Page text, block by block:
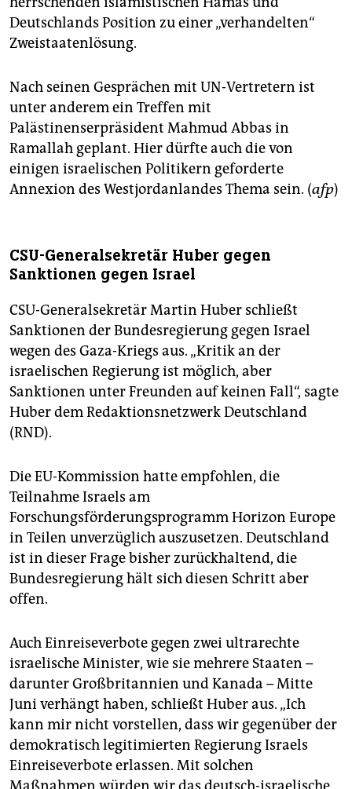
Deutschlands Position zu einer „verhandelten“
Zweistaatenlösung.
Nach seinen Gesprächen mit UN-Vertretern ist
unter anderem ein Treffen mit
Palästinenserpräsident Mahmud Abbas in
Ramallah geplant. Hier dürfte auch die von
einigen israelischen Politikern geforderte
Annexion des Westjordanlandes Thema sein. (afp)
CSU-Generalsekretär Huber gegen
Sanktionen gegen Israel
CSU-Generalsekretär Martin Huber schließt
Sanktionen der Bundesregierung gegen Israel
wegen des Gaza-Kriegs aus. „Kritik an der
israelischen Regierung ist möglich, aber
Sanktionen unter Freunden auf keinen Fall“, sagte
Huber dem Redaktionsnetzwerk Deutschland
(RND).
Die EU-Kommission hatte empfohlen, die
Teilnahme Israels am
Forschungsförderungsprogramm Horizon Europe
in Teilen unverzüglich auszusetzen. Deutschland
ist in dieser Frage bisher zurückhaltend, die
Bundesregierung hält sich diesen Schritt aber
offen.
Auch Einreiseverbote gegen zwei ultrarechte
israelische Minister, wie sie mehrere Staaten –
darunter Großbritannien und Kanada – Mitte
Juni verhängt haben, schließt Huber aus. „Ich
kann mir nicht vorstellen, dass wir gegenüber der
demokratisch legitimierten Regierung Israels
Einreiseverbote erlassen. Mit solchen